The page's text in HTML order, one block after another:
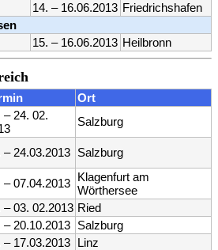
14. – 16.06.2013 Friedrichshafen
15. – 16.06.2013 Heilbronn
Ort
– 24. 02.
Salzburg
– 24.03.2013 Salzburg
– 07.04.2013 Klagenfurt am
Wörthersee
– 03. 02.2013 Ried
– 20.10.2013 Salzburg
– 17.03.2013 Linz